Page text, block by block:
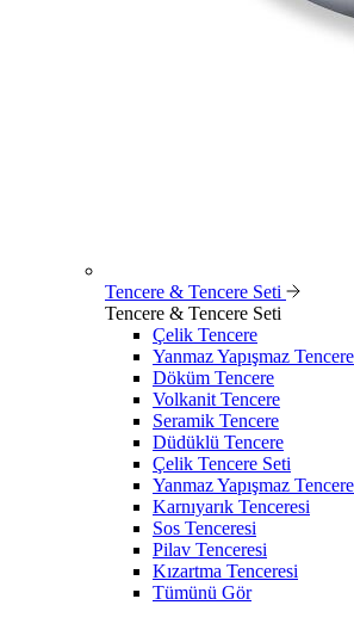
Tencere & Tencere Seti
Tencere & Tencere Seti
Çelik Tencere
Yanmaz Yapışmaz Tencere
Döküm Tencere
Volkanit Tencere
Seramik Tencere
Düdüklü Tencere
Çelik Tencere Seti
Yanmaz Yapışmaz
Karnıyarık Tenceresi
Sos Tenceresi
Pilav Tenceresi
Kızartma Tenceresi
Tümünü Gör